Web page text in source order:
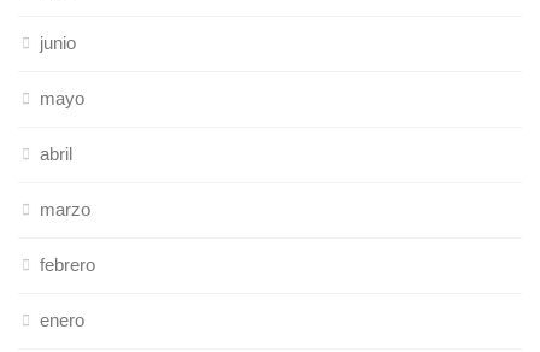
junio
mayo
abril
marzo
febrero
enero